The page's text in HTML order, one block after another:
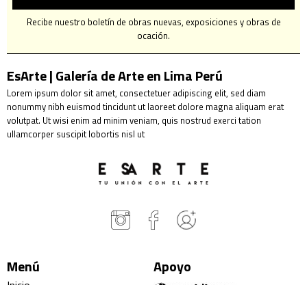
Recibe nuestro boletín de obras nuevas, exposiciones y obras de
ocación.
Menú Apoyo
EsArte | Galería de Arte en Lima Perú
Lorem ipsum dolor sit amet, consectetuer adipiscing elit, sed diam
nonummy nibh euismod tincidunt ut laoreet dolore magna aliquam erat
volutpat. Ut wisi enim ad minim veniam, quis nostrud exerci tation
ullamcorper suscipit lobortis nisl ut